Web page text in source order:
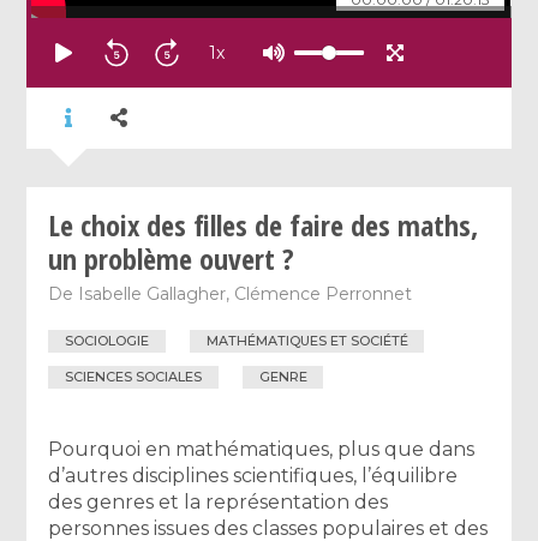
1x
Le choix des filles de faire des maths,
un problème ouvert ?
De Isabelle Gallagher, Clémence Perronnet
SOCIOLOGIE MATHÉMATIQUES ET SOCIÉTÉ
SCIENCES SOCIALES GENRE
Pourquoi en mathématiques, plus que dans
d’autres disciplines scientifiques, l’équilibre
des genres et la représentation des
personnes issues des classes populaires et des